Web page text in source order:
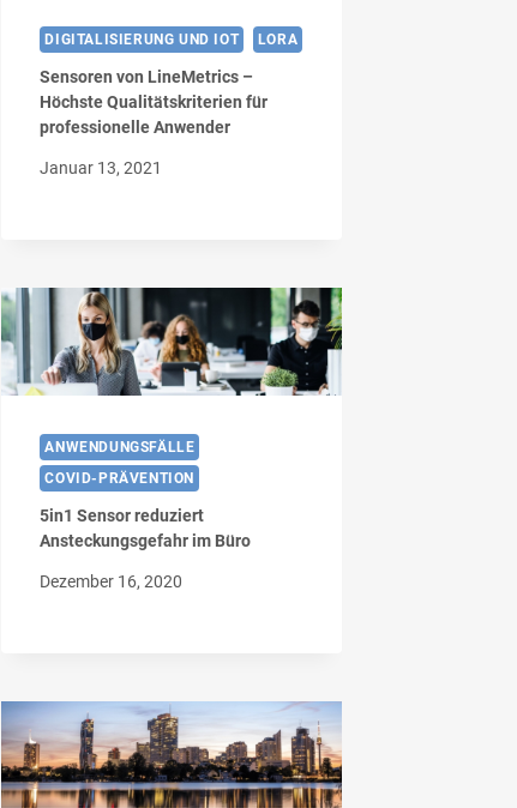
DIGITALISIERUNG UND IOT LORA
Sensoren von LineMetrics –
Höchste Qualitätskriterien für
professionelle Anwender
Januar 13, 2021
ANWENDUNGSFÄLLE
COVID-PRÄVENTION
5in1 Sensor reduziert
Ansteckungsgefahr im Büro
Dezember 16, 2020